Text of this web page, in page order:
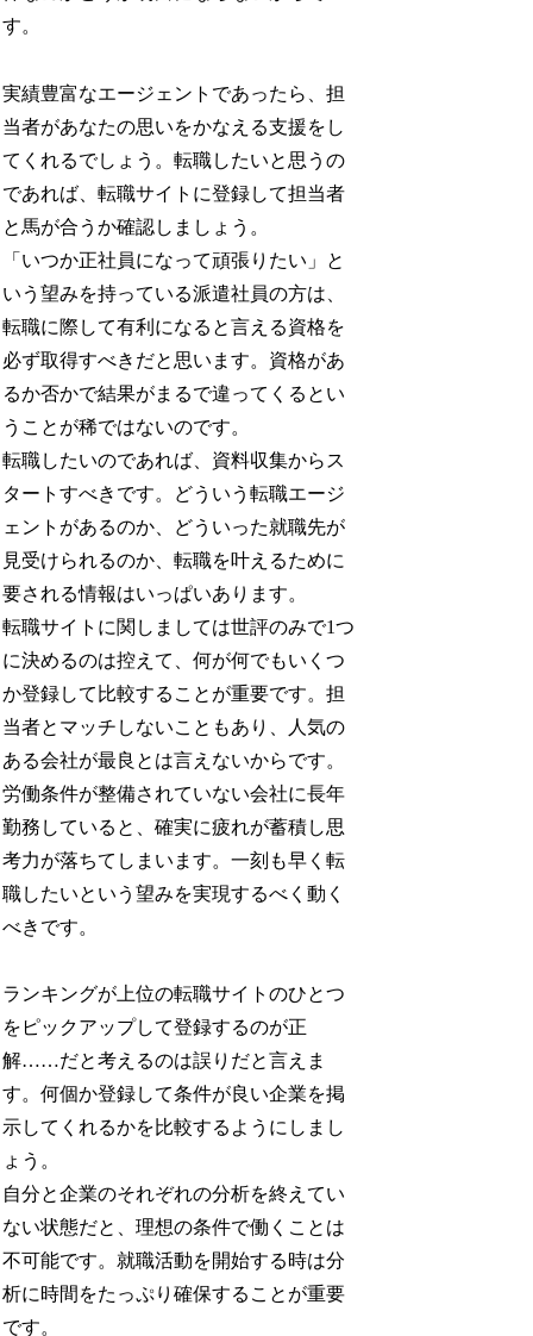
す。
実績豊富なエージェントであったら、担
当者があなたの思いをかなえる支援をし
てくれるでしょう。転職したいと思うの
であれば、転職サイトに登録して担当者
と馬が合うか確認しましょう。
「いつか正社員になって頑張りたい」と
いう望みを持っている派遣社員の方は、
転職に際して有利になると言える資格を
必ず取得すべきだと思います。資格があ
るか否かで結果がまるで違ってくるとい
うことが稀ではないのです。
転職したいのであれば、資料収集からス
タートすべきです。どういう転職エージ
ェントがあるのか、どういった就職先が
見受けられるのか、転職を叶えるために
要される情報はいっぱいあります。
転職サイトに関しましては世評のみで1つ
に決めるのは控えて、何が何でもいくつ
か登録して比較することが重要です。担
当者とマッチしないこともあり、人気の
ある会社が最良とは言えないからです。
労働条件が整備されていない会社に長年
勤務していると、確実に疲れが蓄積し思
考力が落ちてしまいます。一刻も早く転
職したいという望みを実現するべく動く
べきです。
ランキングが上位の転職サイトのひとつ
をピックアップして登録するのが正
解……だと考えるのは誤りだと言えま
す。何個か登録して条件が良い企業を掲
示してくれるかを比較するようにしまし
ょう。
自分と企業のそれぞれの分析を終えてい
ない状態だと、理想の条件で働くことは
不可能です。就職活動を開始する時は分
析に時間をたっぷり確保することが重要
です。